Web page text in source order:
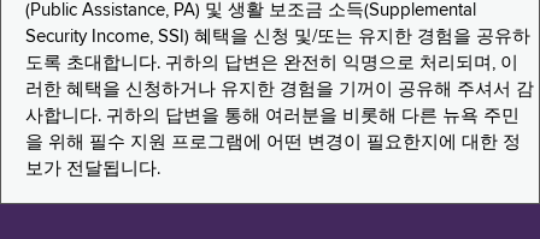
(Public Assistance, PA) 및 생활 보조금 소득(Supplemental
Security Income, SSI) 혜택을 신청 및/또는 유지한 경험을 공유하
도록 초대합니다. 귀하의 답변은 완전히 익명으로 처리되며, 이
러한 혜택을 신청하거나 유지한 경험을 기꺼이 공유해 주셔서 감
사합니다. 귀하의 답변을 통해 여러분을 비롯해 다른 뉴욕 주민
을 위해 필수 지원 프로그램에 어떤 변경이 필요한지에 대한 정
보가 전달됩니다.